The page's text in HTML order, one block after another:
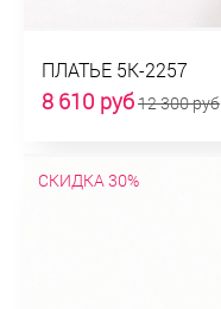
ПЛАТЬЕ 5К-2257
8 610 руб12 300 руб
СКИДКА 30%